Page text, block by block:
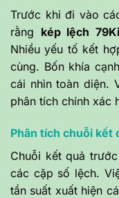
Trước khi đi vào
rằng kép lệch
Nhiều yếu tố kết
cùng. Bốn khía
cái nhìn toàn diện.
phân tích chính xác
Phân tích chuỗi kết
Chuỗi kết quả
các cặp số lệch.
tần suất xuất hiện